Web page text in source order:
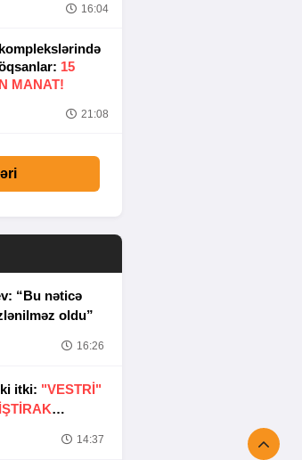
16:04
15
MANAT!
21:08
“Bu nəticə
oldu”
16:26
itki: "VESTRİ"
14:37